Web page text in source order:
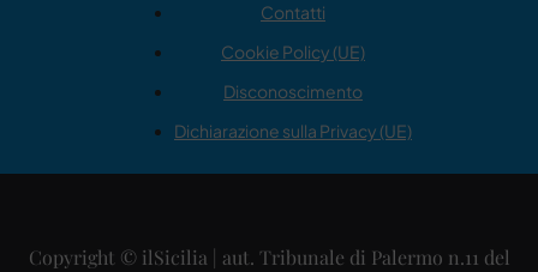
Contatti
Cookie Policy (UE)
Disconoscimento
Dichiarazione sulla Privacy (UE)
Copyright © ilSicilia | aut. Tribunale di Palermo n.11 del